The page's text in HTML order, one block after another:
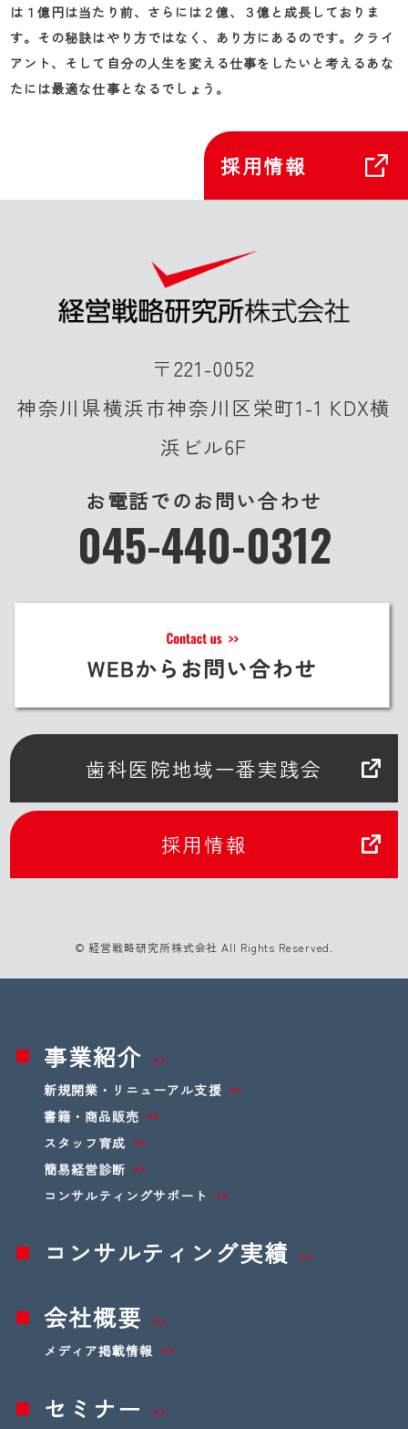
は１億円は当たり前、さらには２億、３億と成長しておりま
す。その秘訣はやり方ではなく、あり方にあるのです。クライ
アント、そして自分の人生を変える仕事をしたいと考えるあな
たには最適な仕事となるでしょう。
採用情報
〒221-0052
神奈川県横浜市神奈川区栄町1-1 KDX横
浜ビル6F
お電話でのお問い合わせ
045-440-0312
歯科医院地域一番実践会
採用情報
© 経営戦略研究所株式会社 All Rights Reserved.
事業紹介
新規開業・リニューアル支援
書籍・商品販売
スタッフ育成
簡易経営診断
コンサルティングサポート
コンサルティング実績
会社概要
メディア掲載情報
セミナー